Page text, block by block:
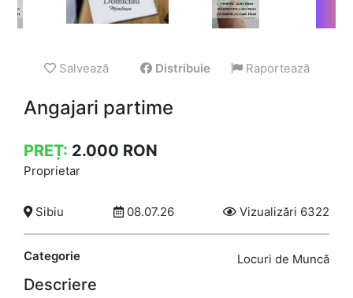
Salvează Distribuie Raportează
Angajari partime
PREȚ: 2.000 RON
Proprietar
Sibiu 08.07.26 Vizualizări 6322
Categorie Locuri de Muncă
Descriere